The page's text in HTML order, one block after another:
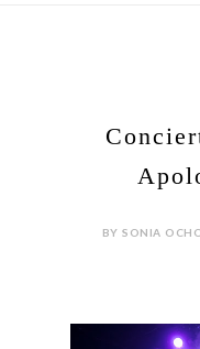
BY SONIA